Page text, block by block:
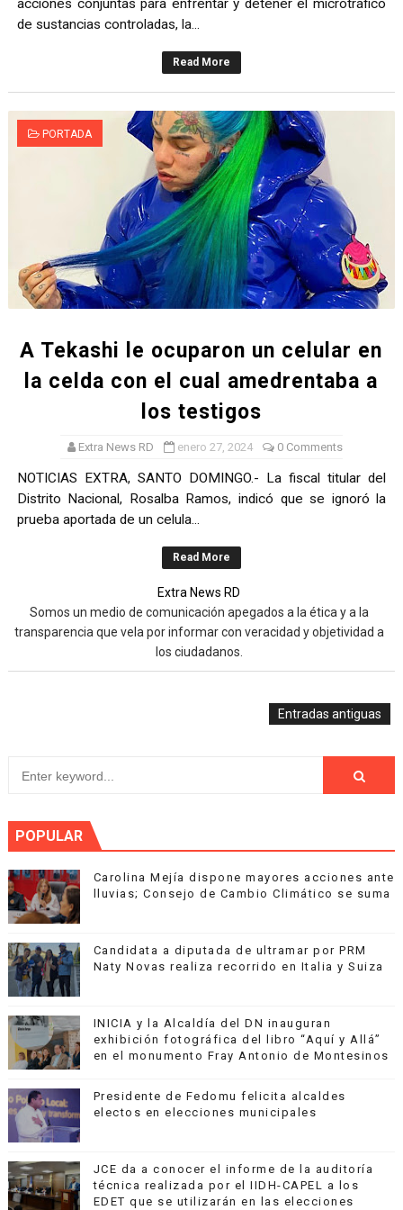
DELEGACIÓN DE MÉXICO RECONOCE A RD POR SER
Liga Municipal, Fedomu y Fedodim orientan alcaldes
Inespre inicia venta de combos de habichuelas con
DIPLAN presenta logros significativos de gestión
acciones conjuntas para enfrentar y detener el microtráfico
de sustancias controladas, la...
Read More
PORTADA
A Tekashi le ocuparon un celular en
la celda con el cual amedrentaba a
los testigos
Extra News RD enero 27, 2024 0 Comments
NOTICIAS EXTRA, SANTO DOMINGO.- La fiscal titular del
Distrito Nacional, Rosalba Ramos, indicó que se ignoró la
prueba aportada de un celula...
Read More
Extra News RD
Somos un medio de comunicación apegados a la ética y a la
transparencia que vela por informar con veracidad y objetividad a
los ciudadanos.
Entradas antiguas
POPULAR
Carolina Mejía dispone mayores acciones ante
lluvias; Consejo de Cambio Climático se suma
Candidata a diputada de ultramar por PRM
Naty Novas realiza recorrido en Italia y Suiza
INICIA y la Alcaldía del DN inauguran
exhibición fotográfica del libro “Aquí y Allá”
en el monumento Fray Antonio de Montesinos
Presidente de Fedomu felicita alcaldes
electos en elecciones municipales
JCE da a conocer el informe de la auditoría
técnica realizada por el IIDH-CAPEL a los
EDET que se utilizarán en las elecciones